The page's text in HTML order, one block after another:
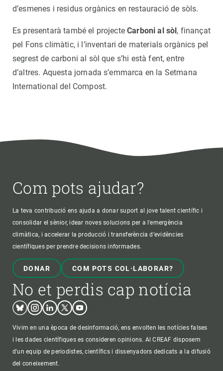
d’esmenes i residus orgànics en restauració de sòls.
Es presentarà també el projecteCarboni al sòl, finançat
pel Fons climàtic, i l’inventari de materials orgànics pel
segrest de carboni al sòl que s’hi està fent, entre
d’altres. Aquesta jornada s’emmarca en la Setmana
International del Compost.
Com pots ajudar?
La teva contribució ens ajuda a donar suport al jove talent científic i
consolidar el sènior, idear noves solucions per a l'emergència
climàtica, i accelerar la producció i transferència d’evidències
científiques per prendre decisions informades.
DONAR COM POTS COL·LABORAR?
No et perdis cap notícia
BlueskyInstagram
LinkedinTwitterYoutube
Vivim en una època de desinformació, ens envolten les notícies falses
i les dades científiques es consideren opinions. Al CREAF disposem
d'un equip de periodistes, científics i dissenyadors dedicats a la difusió
del coneixement.